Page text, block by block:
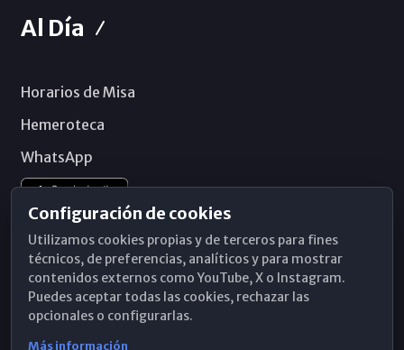
Al Día
Horarios de Misa
Hemeroteca
WhatsApp
Configuración de cookies
Utilizamos cookies propias y de terceros para fines
técnicos, de preferencias, analíticos y para mostrar
contenidos externos como YouTube, X o Instagram.
Puedes aceptar todas las cookies, rechazar las
opcionales o configurarlas.
Más información